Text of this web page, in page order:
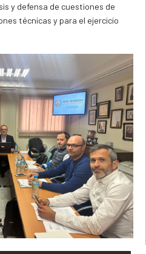
y defensa de cuestiones de
técnicas y para el ejercicio